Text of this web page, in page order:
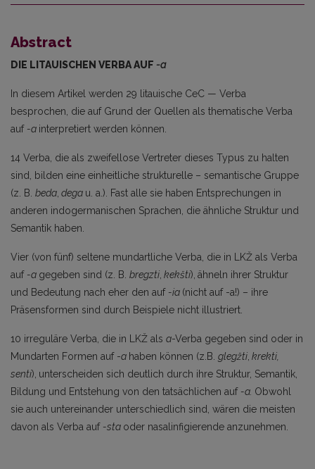
Abstract
DIE LITAUISCHEN VERBA AUF -a
In diesem Artikel werden 29 litauische CeC — Verba
besprochen, die auf Grund der Quellen als thematische Verba
auf -a interpretiert werden können.
14 Verba, die als zweifellose Vertreter dieses Typus zu halten
sind, bilden eine einheitliche strukturelle – semantische Gruppe
(z. B. beda, dega u. a.). Fast alle sie haben Entsprechungen in
anderen indogermanischen Sprachen, die ähnliche Struktur und
Semantik haben.
Vier (von fünf) seltene mundartliche Verba, die in LKŽ als Verba
auf -a gegeben sind (z. B. bregzti, kekšti), ähneln ihrer Struktur
und Bedeutung nach eher den auf -ia (nicht auf -a!) – ihre
Präsensformen sind durch Beispiele nicht illustriert.
10 irreguläre Verba, die in LKŽ als a-Verba gegeben sind oder in
Mundarten Formen auf -a haben können (z.B. glegžti, krekti,
senti), unterscheiden sich deutlich durch ihre Struktur, Semantik,
Bildung und Entstehung von den tatsächlichen auf -a. Obwohl
sie auch untereinander unterschied­lich sind, wären die meisten
davon als Verba auf -sta oder nasalinfigierende anzunehmen.